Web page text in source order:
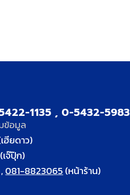
1135 , 0-5432-5983
ข้อมูล
ฮียดาว)
(เจ๊ปุ๊ก)
, 081-8823065 (หน้าร้าน)